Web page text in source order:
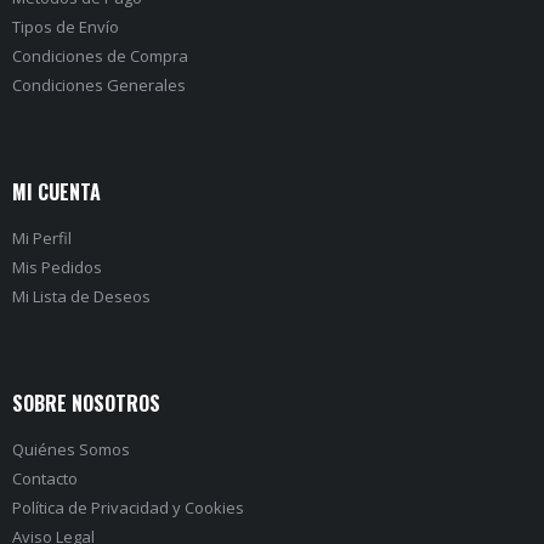
Tipos de Envío
Condiciones de Compra
Condiciones Generales
MI CUENTA
Mi Perfil
Mis Pedidos
Mi Lista de Deseos
SOBRE NOSOTROS
Quiénes Somos
Contacto
Política de Privacidad y Cookies
Aviso Legal